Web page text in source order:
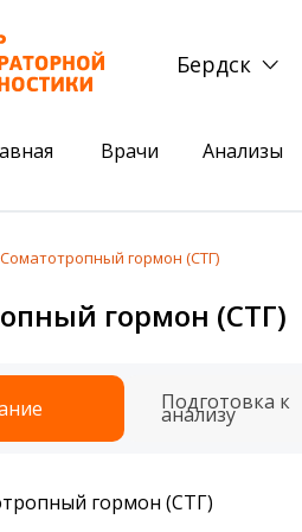
Бердск
Врачи Анализы
Акции
Комплексный
Сдать клеща на
Соматотропный гормон (СТГ)
гормон (СТГ)
Подготовка к
анализу
гормон (СТГ)